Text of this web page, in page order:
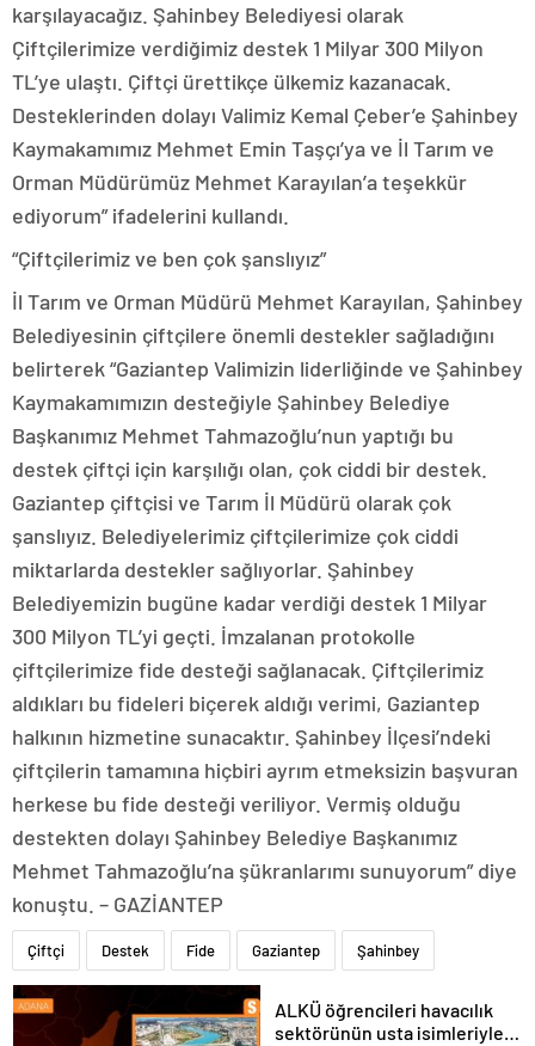
karşılayacağız. Şahinbey Belediyesi olarak
Çiftçilerimize verdiğimiz destek 1 Milyar 300 Milyon
TL’ye ulaştı. Çiftçi ürettikçe ülkemiz kazanacak.
Desteklerinden dolayı Valimiz Kemal Çeber’e Şahinbey
Kaymakamımız Mehmet Emin Taşçı’ya ve İl Tarım ve
Orman Müdürümüz Mehmet Karayılan’a teşekkür
ediyorum” ifadelerini kullandı.
“Çiftçilerimiz ve ben çok şanslıyız”
İl Tarım ve Orman Müdürü Mehmet Karayılan, Şahinbey
Belediyesinin çiftçilere önemli destekler sağladığını
belirterek “Gaziantep Valimizin liderliğinde ve Şahinbey
Kaymakamımızın desteğiyle Şahinbey Belediye
Başkanımız Mehmet Tahmazoğlu’nun yaptığı bu
destek çiftçi için karşılığı olan, çok ciddi bir destek.
Gaziantep çiftçisi ve Tarım İl Müdürü olarak çok
şanslıyız. Belediyelerimiz çiftçilerimize çok ciddi
miktarlarda destekler sağlıyorlar. Şahinbey
Belediyemizin bugüne kadar verdiği destek 1 Milyar
300 Milyon TL’yi geçti. İmzalanan protokolle
çiftçilerimize fide desteği sağlanacak. Çiftçilerimiz
aldıkları bu fideleri biçerek aldığı verimi, Gaziantep
halkının hizmetine sunacaktır. Şahinbey İlçesi’ndeki
çiftçilerin tamamına hiçbiri ayrım etmeksizin başvuran
herkese bu fide desteği veriliyor. Vermiş olduğu
destekten dolayı Şahinbey Belediye Başkanımız
Mehmet Tahmazoğlu’na şükranlarımı sunuyorum” diye
konuştu. – GAZİANTEP
Çiftçi Destek Fide Gaziantep Şahinbey
ALKÜ öğrencileri havacılık
sektörünün usta isimleriyle